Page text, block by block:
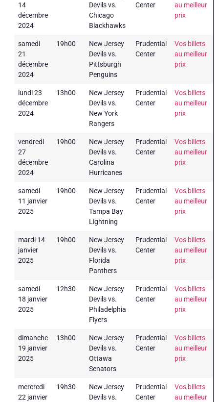
14
décembre
2024
Devils vs.
Chicago
Blackhawks
Center
au meilleur
prix
samedi
21
décembre
2024
19h00
New Jersey
Devils vs.
Pittsburgh
Penguins
Prudential
Center
Vos billets
au meilleur
prix
lundi 23
décembre
2024
13h00
New Jersey
Devils vs.
New York
Rangers
Prudential
Center
Vos billets
au meilleur
prix
vendredi
27
décembre
2024
19h00
New Jersey
Devils vs.
Carolina
Hurricanes
Prudential
Center
Vos billets
au meilleur
prix
samedi
11 janvier
2025
19h00
New Jersey
Devils vs.
Tampa Bay
Lightning
Prudential
Center
Vos billets
au meilleur
prix
mardi 14
janvier
2025
19h00
New Jersey
Devils vs.
Florida
Panthers
Prudential
Center
Vos billets
au meilleur
prix
samedi
18 janvier
2025
12h30
New Jersey
Devils vs.
Philadelphia
Flyers
Prudential
Center
Vos billets
au meilleur
prix
dimanche
19 janvier
2025
13h00
New Jersey
Devils vs.
Ottawa
Senators
Prudential
Center
Vos billets
au meilleur
prix
mercredi
22 janvier
19h30
New Jersey
Devils vs.
Prudential
Center
Vos billets
au meilleur